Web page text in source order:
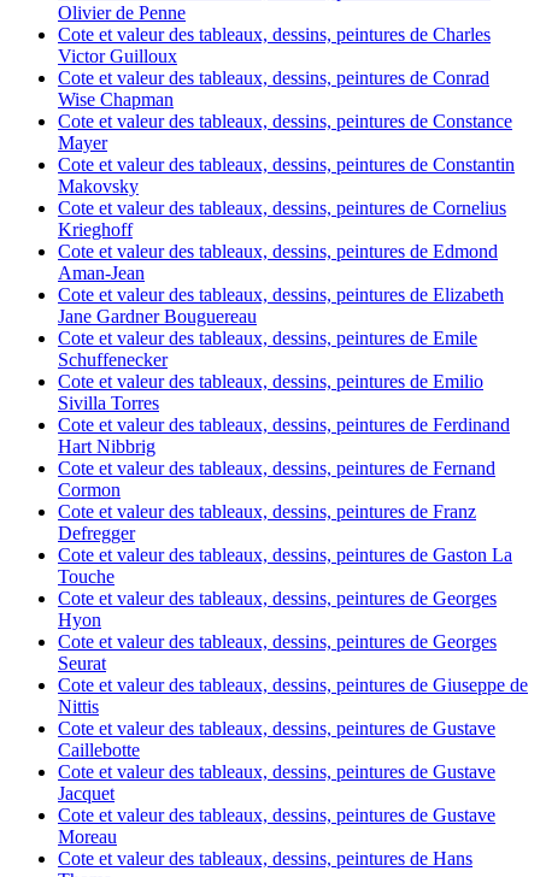
Olivier de Penne
Cote et valeur des tableaux, dessins, peintures de Charles
Victor Guilloux
Cote et valeur des tableaux, dessins, peintures de Conrad
Wise Chapman
Cote et valeur des tableaux, dessins, peintures de Constance
Mayer
Cote et valeur des tableaux, dessins, peintures de Constantin
Makovsky
Cote et valeur des tableaux, dessins, peintures de Cornelius
Krieghoff
Cote et valeur des tableaux, dessins, peintures de Edmond
Aman-Jean
Cote et valeur des tableaux, dessins, peintures de Elizabeth
Jane Gardner Bouguereau
Cote et valeur des tableaux, dessins, peintures de Emile
Schuffenecker
Cote et valeur des tableaux, dessins, peintures de Emilio
Sivilla Torres
Cote et valeur des tableaux, dessins, peintures de Ferdinand
Hart Nibbrig
Cote et valeur des tableaux, dessins, peintures de Fernand
Cormon
Cote et valeur des tableaux, dessins, peintures de Franz
Defregger
Cote et valeur des tableaux, dessins, peintures de Gaston La
Touche
Cote et valeur des tableaux, dessins, peintures de Georges
Hyon
Cote et valeur des tableaux, dessins, peintures de Georges
Seurat
Cote et valeur des tableaux, dessins, peintures de Giuseppe de
Nittis
Cote et valeur des tableaux, dessins, peintures de Gustave
Caillebotte
Cote et valeur des tableaux, dessins, peintures de Gustave
Jacquet
Cote et valeur des tableaux, dessins, peintures de Gustave
Moreau
Cote et valeur des tableaux, dessins, peintures de Hans